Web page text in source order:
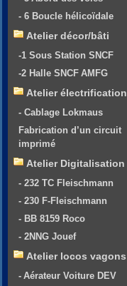
- 6 Boucle hélicoïdale
Atelier décor/bâti
-1 Sous Station SNCF
-2 Halle SNCF AMFG
Atelier électrification
- Cablage Lokmaus
Fabrication d’un circuit
imprimé
Atelier Digitalisation
- 232 TC Fleischmann
- 230 F-Fleischmann
- BB 8159 Roco
- 2NNG Jouef
Atelier locos vagons
- Aérateur Voiture DEV